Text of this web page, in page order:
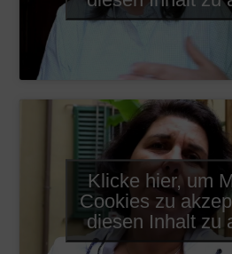
Klicke hier, um
Cookies zu
diesen Inhalt zu